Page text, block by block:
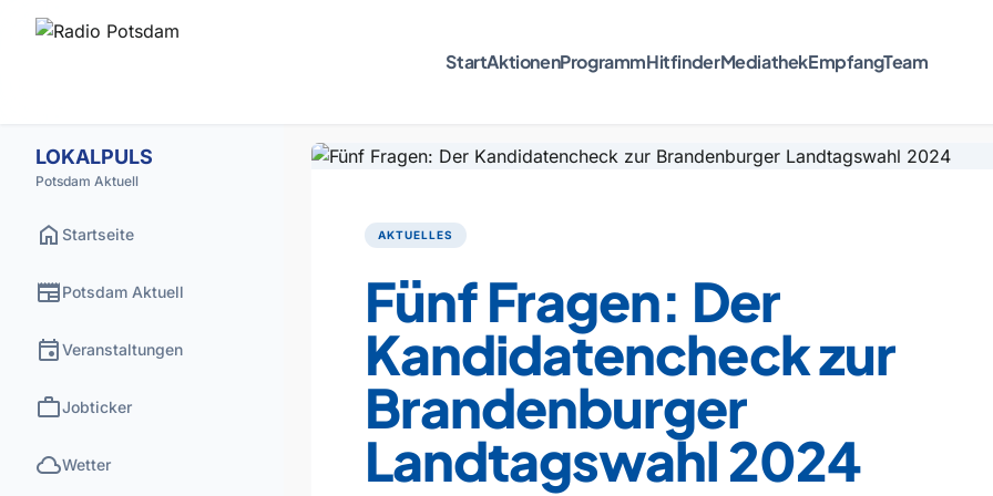
StartAktionenProgrammHitfinderMediathekEmpfangTeam
LOKALPULS
Potsdam Aktuell
home Startseite
newspaperPotsdam Aktuell
eventVeranstaltungen
workJobticker
cloudWetter
AKTUELLES
Fünf Fragen: Der
Kandidatencheck zur
Brandenburger
Landtagswahl 2024